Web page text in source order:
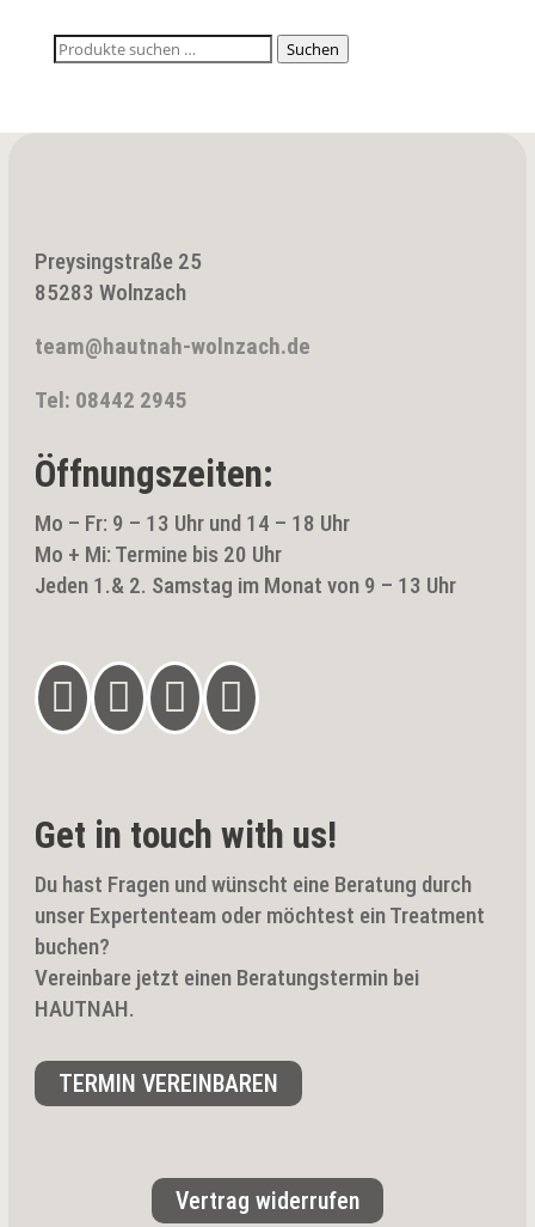
Suchen
Suchen
Preysingstraße 25
85283 Wolnzach
team@hautnah-wolnzach.de
Tel: 08442 2945
Öffnungszeiten:
Mo – Fr: 9 – 13 Uhr und 14 – 18 Uhr
Mo + Mi: Termine bis 20 Uhr
Jeden 1.& 2. Samstag im Monat von 9 – 13 Uhr
   
Get in touch with us!
Du hast Fragen und wünscht eine Beratung durch
unser Expertenteam oder möchtest ein Treatment
buchen?
Vereinbare jetzt einen Beratungstermin bei
HAUTNAH.
TERMIN VEREINBAREN
Vertrag widerrufen